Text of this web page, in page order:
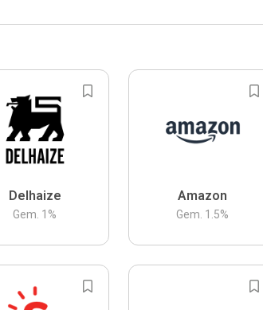
Delhaize
Gem. 1 %
Amazon
Gem. 1.5%